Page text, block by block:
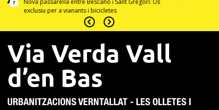
7
entre Bescanó i Sant Gregori: Ús
per a vianants i bicicletes
Activació del Pla Alfa per
Via Verda Vall
d’en Bas
URBANITZACIONS VERNTALLAT - LES OLLETES I